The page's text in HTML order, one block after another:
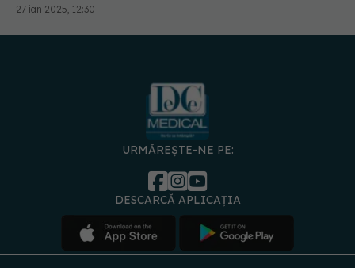
27 ian 2025, 12:30
URMĂREȘTE-NE PE:
DESCARCĂ APLICAȚIA